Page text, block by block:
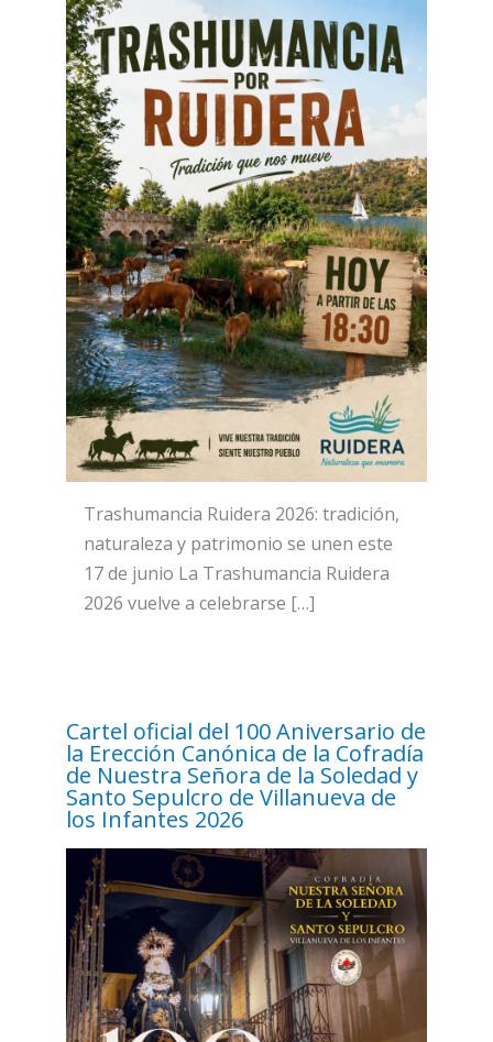
Trashumancia Ruidera 2026: tradición,
naturaleza y patrimonio se unen este
17 de junio La Trashumancia Ruidera
2026 vuelve a celebrarse […]
Cartel oficial del 100 Aniversario de
la Erección Canónica de la Cofradía
de Nuestra Señora de la Soledad y
Santo Sepulcro de Villanueva de
los Infantes 2026